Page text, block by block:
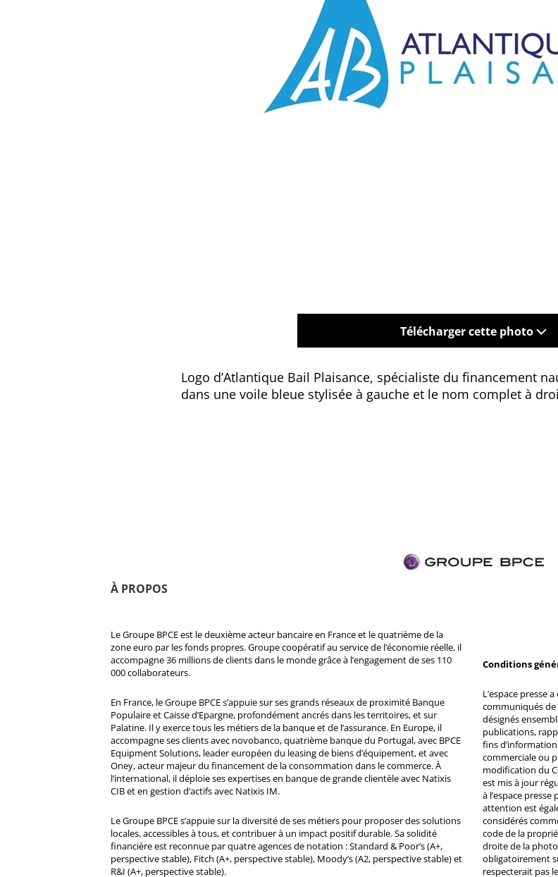
Télécharger cette photo
Logo d’Atlantique Bail Plaisance, spécialiste du financement
dans une voile bleue stylisée à gauche et le nom complet à
À PROPOS
Le Groupe BPCE est le deuxième acteur bancaire en France et le quatrième de la
zone euro par les fonds propres. Groupe coopératif au service de l’économie réelle, il
accompagne 36 millions de clients dans le monde grâce à l’engagement de ses 110
000 collaborateurs.
En France, le Groupe BPCE s’appuie sur ses grands réseaux de proximité Banque
Populaire et Caisse d’Epargne, profondément ancrés dans les territoires, et sur
Palatine. Il y exerce tous les métiers de la banque et de l’assurance. En Europe, il
accompagne ses clients avec novobanco, quatrième banque du Portugal, avec BPCE
Equipment Solutions, leader européen du leasing de biens d’équipement, et avec
Oney, acteur majeur du financement de la consommation dans le commerce. À
l’international, il déploie ses expertises en banque de grande clientèle avec Natixis
CIB et en gestion d’actifs avec Natixis IM.
Le Groupe BPCE s’appuie sur la diversité de ses métiers pour proposer des solutions
locales, accessibles à tous, et contribuer à un impact positif durable. Sa solidité
financière est reconnue par quatre agences de notation : Standard & Poor’s (A+,
perspective stable), Fitch (A+, perspective stable), Moody’s (A2, perspective stable) et
R&I (A+, perspective stable).
Conditions
L’espace presse
communiqués de
désignés
publications,
fins
commerciale ou
modification du
est mis à jour
à l’espace
attention est
considérés
code de la
droite de la
obligatoirement
respecterait pas